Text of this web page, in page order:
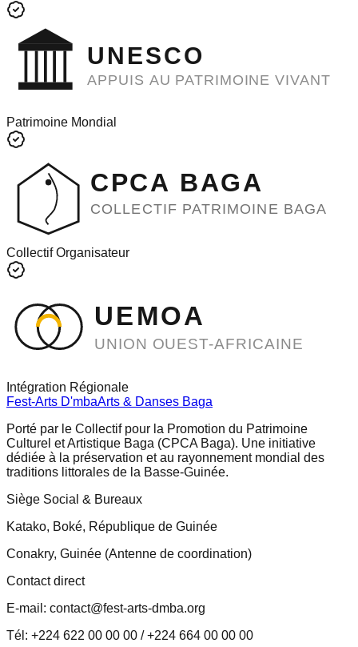
UNESCO
APPUIS AU PATRIMOINE VIVANT
Patrimoine Mondial
CPCA BAGA
COLLECTIF PATRIMOINE BAGA
Collectif Organisateur
UEMOA
UNION OUEST-AFRICAINE
Intégration Régionale
Fest-Arts D'mbaArts & Danses Baga
Porté par le Collectif pour la Promotion du Patrimoine
Culturel et Artistique Baga (CPCA Baga). Une initiative
dédiée à la préservation et au rayonnement mondial des
traditions littorales de la Basse-Guinée.
Siège Social & Bureaux
Katako, Boké, République de Guinée
Conakry, Guinée (Antenne de coordination)
Contact direct
E-mail: contact@fest-arts-dmba.org
Tél: +224 622 00 00 00 / +224 664 00 00 00